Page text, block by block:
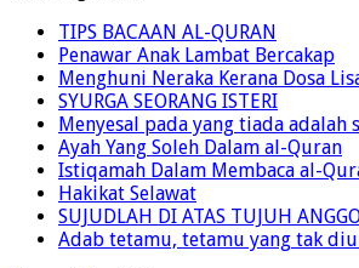
TIPS BACAAN AL-QURAN
Penawar Anak Lambat Bercakap
Menghuni Neraka Kerana Dosa
SYURGA SEORANG ISTERI
Menyesal pada yang tiada adalah
Ayah Yang Soleh Dalam al-Quran
Istiqamah Dalam Membaca al-
Hakikat Selawat
SUJUDLAH DI ATAS TUJUH
Adab tetamu, tetamu yang tak